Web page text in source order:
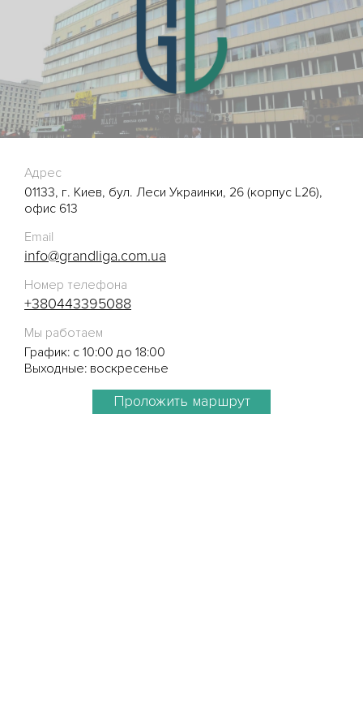
Адрес
01133, г. Киев, бул. Леси Украинки, 26 (корпус L26),
офис 613
Email
info@grandliga.com.ua
Номер телефона
+380443395088
Мы работаем
График: с 10:00 до 18:00
Выходные: воскресенье
Проложить маршрут